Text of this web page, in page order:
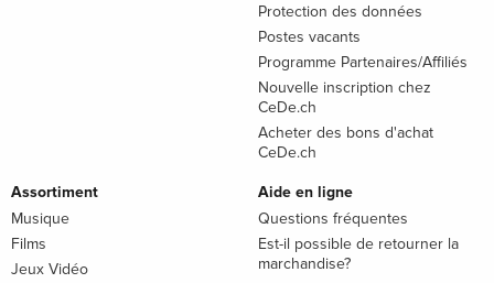
Protection des données
Postes vacants
Programme Partenaires/Affiliés
Nouvelle inscription chez
CeDe.ch
Acheter des bons d'achat
CeDe.ch
Assortiment
Musique
Films
Jeux Vidéo
Aide en ligne
Questions fréquentes
Est-il possible de retourner la
marchandise?